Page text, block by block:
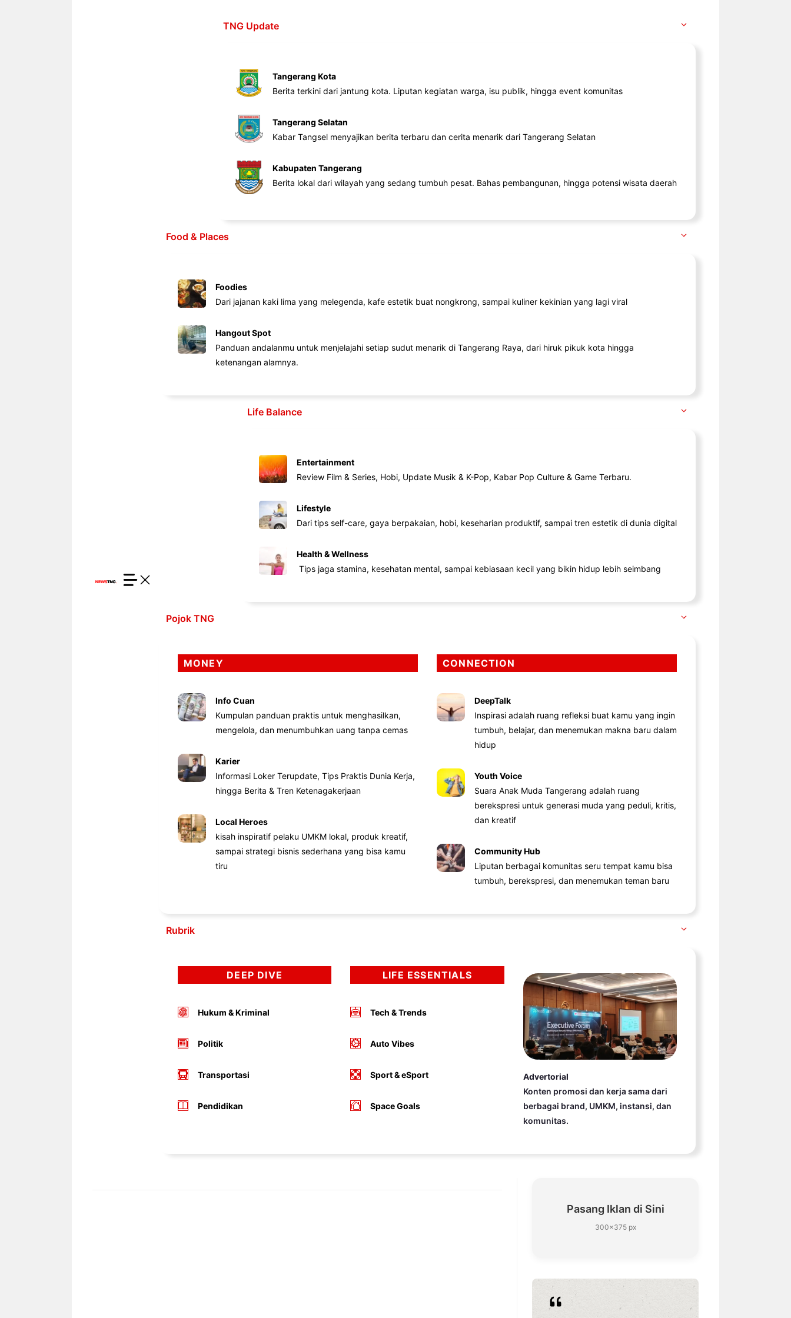
TNG Update
Tangerang Kota
Berita terkini dari jantung kota. Liputan kegiatan warga, isu publik, hingga event komunitas
Tangerang Selatan
Kabar Tangsel menyajikan berita terbaru dan cerita menarik dari Tangerang Selatan
Kabupaten Tangerang
Berita lokal dari wilayah yang sedang tumbuh pesat. Bahas pembangunan, hingga potensi wisata daerah
Food & Places
Foodies
Dari jajanan kaki lima yang melegenda, kafe estetik buat nongkrong, sampai kuliner kekinian yang lagi viral
Hangout Spot
Panduan andalanmu untuk menjelajahi setiap sudut menarik di Tangerang Raya, dari hiruk pikuk kota hingga
ketenangan alamnya.
Life Balance
Entertainment
Review Film & Series, Hobi, Update Musik & K-Pop, Kabar Pop Culture & Game Terbaru.
Lifestyle
Dari tips self-care, gaya berpakaian, hobi, keseharian produktif, sampai tren estetik di dunia digital
Health & Wellness
Tips jaga stamina, kesehatan mental, sampai kebiasaan kecil yang bikin hidup lebih seimbang
Pojok TNG
MONEY
Info Cuan
Kumpulan panduan praktis untuk menghasilkan,
mengelola, dan menumbuhkan uang tanpa cemas
Karier
Informasi Loker Terupdate, Tips Praktis Dunia Kerja,
hingga Berita & Tren Ketenagakerjaan
Local Heroes
kisah inspiratif pelaku UMKM lokal, produk kreatif,
sampai strategi bisnis sederhana yang bisa kamu
tiru
CONNECTION
DeepTalk
Inspirasi adalah ruang refleksi buat kamu yang ingin
tumbuh, belajar, dan menemukan makna baru dalam
hidup
Youth Voice
Suara Anak Muda Tangerang adalah ruang
berekspresi untuk generasi muda yang peduli, kritis,
dan kreatif
Community Hub
Liputan berbagai komunitas seru tempat kamu bisa
tumbuh, berekspresi, dan menemukan teman baru
Rubrik
DEEP DIVE
Hukum & Kriminal
Politik
Transportasi
Pendidikan
LIFE ESSENTIALS
Tech & Trends
Auto Vibes
Sport & eSport
Space Goals
Advertorial
Konten promosi dan kerja sama dari
berbagai brand, UMKM, instansi, dan
komunitas.
Pasang Iklan di Sini
300×375 px